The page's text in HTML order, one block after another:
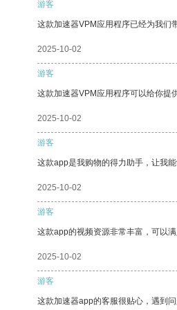
游客
这款加速器VPM应用程序已经为我们
2025-10-02
游客
这款加速器VPM应用程序可以给你提
2025-10-02
游客
这款app是我购物的得力助手，让我
2025-10-02
游客
这款app的视频资源非常丰富，可以满
2025-10-02
游客
这款加速器app的客服很贴心，遇到